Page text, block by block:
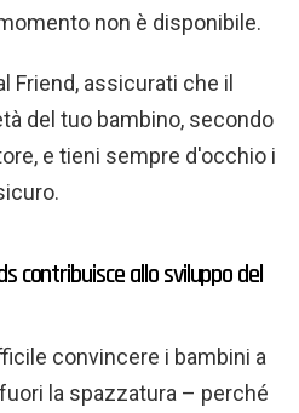
non è disponibile.
Friend, assicurati che il
del tuo bambino, secondo
e tieni sempre d'occhio i
contribuisce allo sviluppo del
convincere i bambini a
la spazzatura – perché